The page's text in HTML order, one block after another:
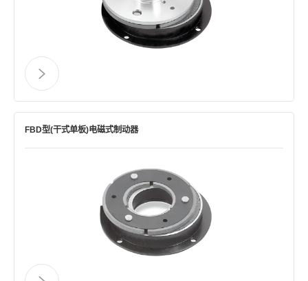
FBD型(干式单板)电磁式制动器